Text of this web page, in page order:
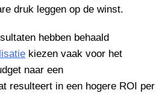
druk leggen op de winst.
hebben behaald
kiezen vaak voor het
naar een
resulteert in een hogere ROI per